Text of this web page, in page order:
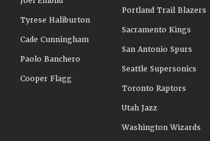
Tyrese Haliburton
Cade Cunningham
Paolo Banchero
Cooper Flagg
Portland Trail Blazers
Sacramento Kings
San Antonio Spurs
Seattle Supersonics
Toronto Raptors
Utah Jazz
Washington Wizards